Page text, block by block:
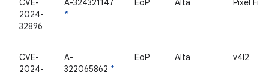
CVE-
2024-
32896
A-324321147
*
EoP Alta Pixel
CVE-
2024-
A-
322065862 *
EoP Alta v4l2